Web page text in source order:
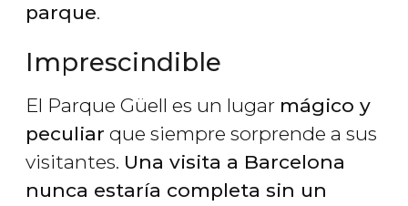
parque.
Imprescindible
El Parque Güell es un lugar mágico y
peculiar que siempre sorprende a sus
visitantes. Una visita a Barcelona
nunca estaría completa sin un